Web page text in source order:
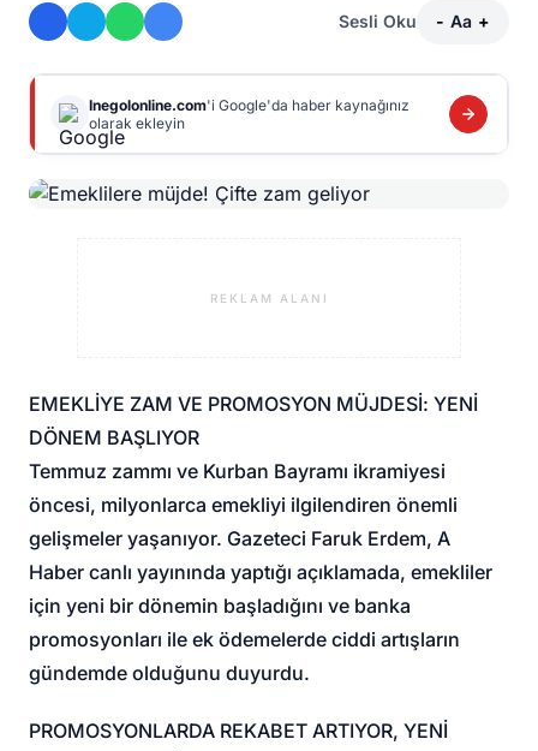
Sesli Oku - Aa +
Inegolonline.com'i Google'da haber kaynağınız
olarak ekleyin
REKLAM ALANI
EMEKLİYE ZAM VE PROMOSYON MÜJDESİ: YENİ
DÖNEM BAŞLIYOR
Temmuz zammı ve Kurban Bayramı ikramiyesi
öncesi, milyonlarca emekliyi ilgilendiren önemli
gelişmeler yaşanıyor. Gazeteci Faruk Erdem, A
Haber canlı yayınında yaptığı açıklamada, emekliler
için yeni bir dönemin başladığını ve banka
promosyonları ile ek ödemelerde ciddi artışların
gündemde olduğunu duyurdu.
PROMOSYONLARDA REKABET ARTIYOR, YENİ